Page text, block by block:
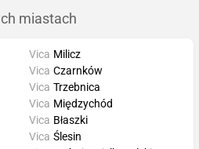
miastach
Vica Milicz
Vica Czarnków
Vica Trzebnica
Vica Międzychód
Vica Błaszki
Vica Ślesin